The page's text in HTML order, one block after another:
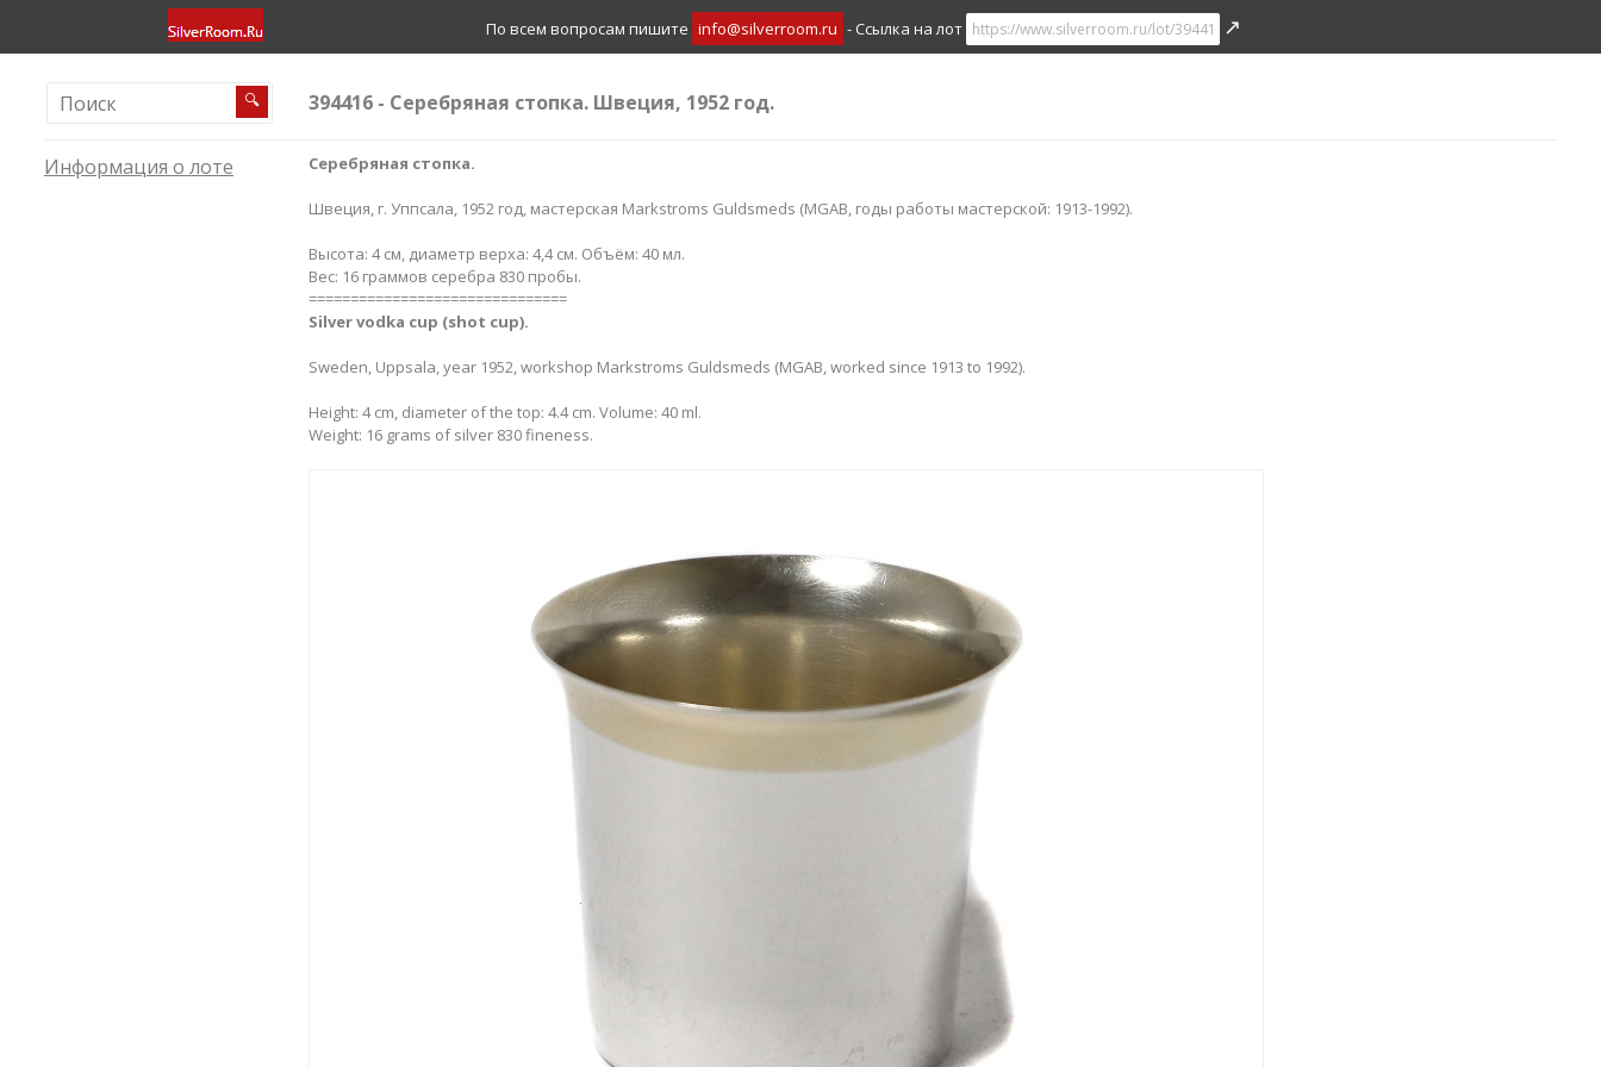
По всем вопросам пишите info@silverroom.ru - Ссылка на лот ↗
🔍 394416 - Серебряная стопка. Швеция, 1952 год.
Информация о лоте Серебряная стопка.
Швеция, г. Уппсала, 1952 год, мастерская Markstroms Guldsmeds (MGAB, годы работы мастерской: 1913-1992).
Высота: 4 см, диаметр верха: 4,4 см. Объём: 40 мл.
Вес: 16 граммов серебра 830 пробы.
===============================
Silver​ vodka cup (shot cup).
Sweden, Uppsala, year 1952, workshop Markstroms Guldsmeds (MGAB, worked since 1913 to 1992).
Height: 4 cm, diameter of the top: 4.4 cm. Volume: 40 ml.
Weight: 16 grams of silver 830 fineness.